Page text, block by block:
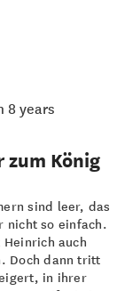
König
sind leer, das
nicht so einfach.
auch
Doch dann tritt
in ihrer
8 years